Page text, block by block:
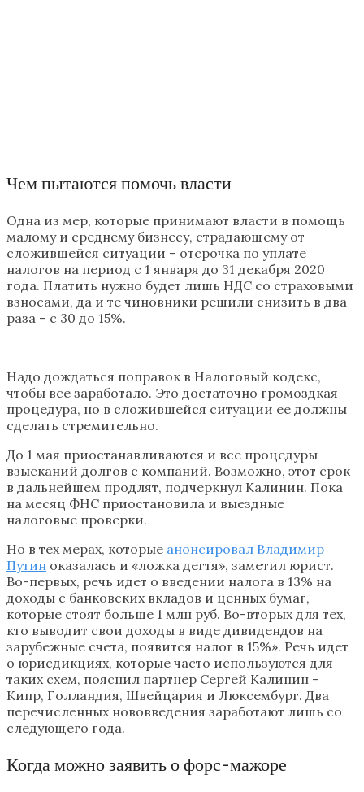
Чем пытаются помочь власти
Одна из мер, которые принимают власти в помощь
малому и среднему бизнесу, страдающему от
сложившейся ситуации – отсрочка по уплате
налогов на период с 1 января до 31 декабря 2020
года. Платить нужно будет лишь НДС со страховыми
взносами, да и те чиновники решили снизить в два
раза – с 30 до 15%.
Надо дождаться поправок в Налоговый кодекс,
чтобы все заработало. Это достаточно громоздкая
процедура, но в сложившейся ситуации ее должны
сделать стремительно.
До 1 мая приостанавливаются и все процедуры
взысканий долгов с компаний. Возможно, этот срок
в дальнейшем продлят, подчеркнул Калинин. Пока
на месяц ФНС приостановила и выездные
налоговые проверки.
Но в тех мерах, которые анонсировал Владимир
Путин оказалась и «ложка дегтя», заметил юрист.
Во-первых, речь идет о введении налога в 13% на
доходы с банковских вкладов и ценных бумаг,
которые стоят больше 1 млн руб. Во-вторых для тех,
кто выводит свои доходы в виде дивидендов на
зарубежные счета, появится налог в 15%». Речь идет
о юрисдикциях, которые часто используются для
таких схем, пояснил партнер Сергей Калинин –
Кипр, Голландия, Швейцария и Люксембург. Два
перечисленных нововведения заработают лишь со
следующего года.
Когда можно заявить о форс-мажоре